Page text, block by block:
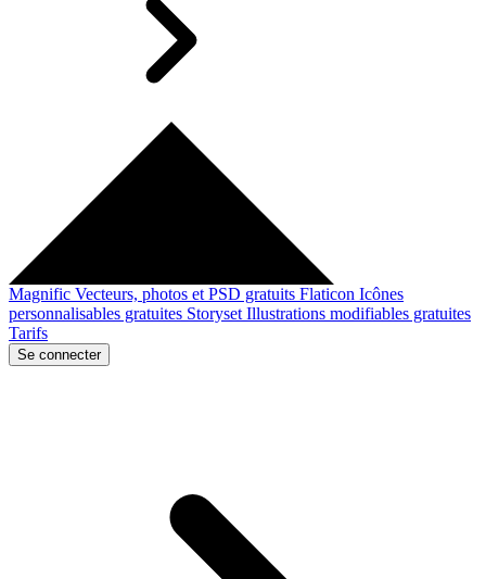
Magnific Vecteurs, photos et PSD gratuits Flaticon Icônes
personnalisables gratuites Storyset Illustrations modifiables gratuites
Tarifs
Se connecter